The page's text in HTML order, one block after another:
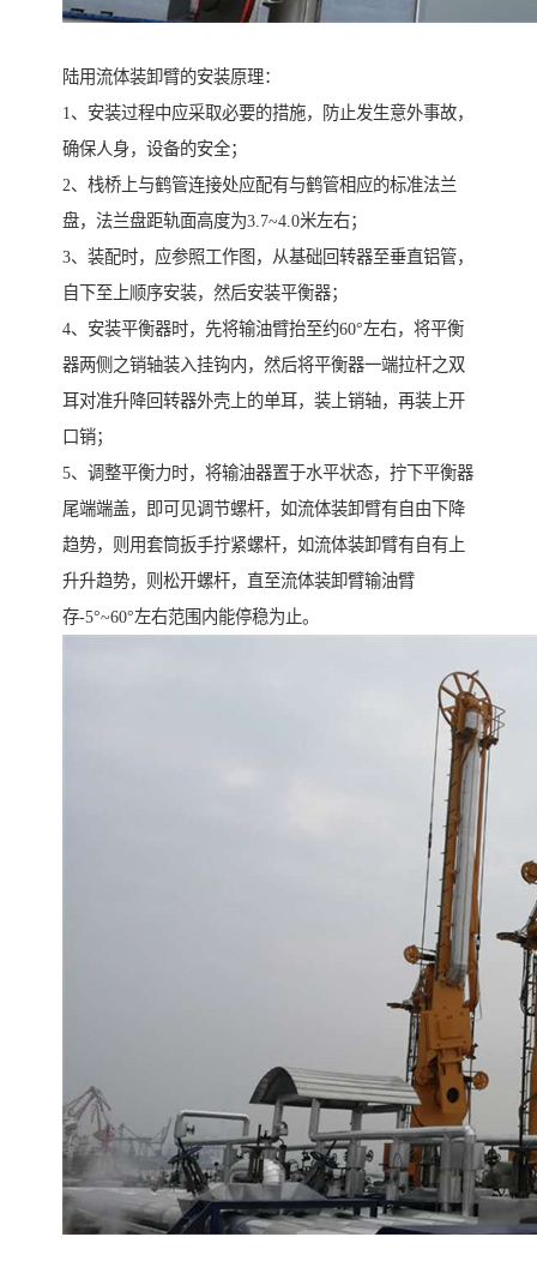
陆用流体装卸臂的安装原理：
1、安装过程中应采取必要的措施，防止发生意外事故，
确保人身，设备的安全；
2、栈桥上与鹤管连接处应配有与鹤管相应的标准法兰
盘，法兰盘距轨面高度为3.7~4.0米左右；
3、装配时，应参照工作图，从基础回转器至垂直铝管，
自下至上顺序安装，然后安装平衡器；
4、安装平衡器时，先将输油臂抬至约60°左右，将平衡
器两侧之销轴装入挂钩内，然后将平衡器一端拉杆之双
耳对准升降回转器外壳上的单耳，装上销轴，再装上开
口销；
5、调整平衡力时，将输油器置于水平状态，拧下平衡器
尾端端盖，即可见调节螺杆，如流体装卸臂有自由下降
趋势，则用套筒扳手拧紧螺杆，如流体装卸臂有自有上
升升趋势，则松开螺杆，直至流体装卸臂输油臂
存-5°~60°左右范围内能停稳为止。